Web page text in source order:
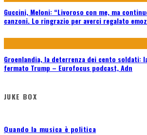
Guccini, Meloni: “Livoroso con me, ma
canzoni. Lo ringrazio per averci regalato
Groenlandia, la deterrenza dei cento soldati:
fermato Trump – Eurofocus podcast, Adn
JUKE BOX
Quando la musica è politica